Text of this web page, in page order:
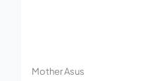
Mother Asus